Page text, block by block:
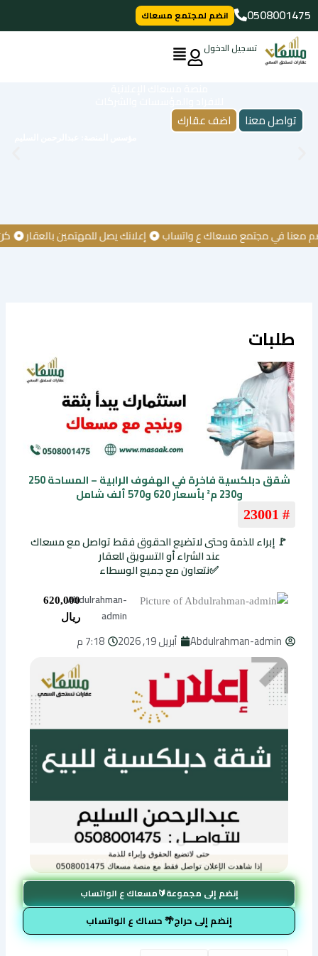
تخطي
إلى
المحتوى
0508001475
انضم لمجتمع مسعاك
تسجيل الدخول
تواصل معنا اضف عقارك
في مجتمع مسعاك ع واتساب إعلانك يصل للمهتمين بالعقار كن أول
طلبات
شقق دبلكسية فاخرة في الهفوف الرابية – المساحة 250
و230 م² بأسعار 620 و570 ألف شامل
# 23001
🚩 إبراء للذمة وحتى لاتضيع الحقوق فقط تواصل مع مسعاك
عند الشراء أو التسويق للعقار
✅نتعاون مع جميع الوسطاء
Abdulrahman-
admin
620,000
ريال
Abdulrahman-admin أبريل 19, 2026 7:18 م
إنضم إلى مجموعة🔰مسعاك ع الواتساب
إنضم إلى حراج🌴 حساك ع الواتساب